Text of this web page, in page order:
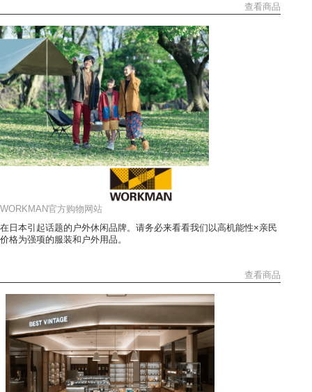
查看商品
WORKMAN官方购物网站
在日本引起话题的户外休闲品牌。请务必来看看我们以高机能性×亲民
价格为强项的服装和户外用品。
查看商品